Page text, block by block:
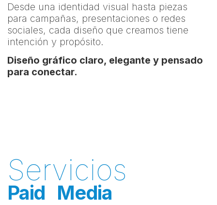
Desde una identidad visual hasta piezas
para campañas, presentaciones o redes
sociales, cada diseño que creamos tiene
intención y propósito.
Diseño gráfico claro, elegante y pensado
para conectar.
Servicios
Paid Media